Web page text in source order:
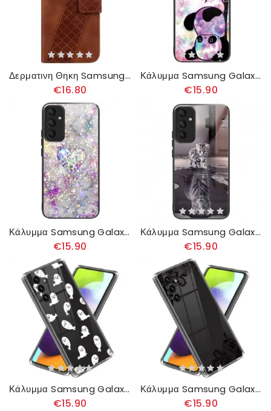
Δερματινη Θηκη Samsung Galaxy A55 5g Σχέδιο 7 Με Λουράκι
€16.80
Κάλυμμα Samsung Galaxy A55 5g Χαριτωμένο Panda Tempered Glass
€15.90
Κάλυμμα Samsung Galaxy A55 5g Γυαλιστερό Heart Tempered Glass
€15.90
Κάλυμμα Samsung Galaxy A55 5g Kitten Dream Tempered Glass Σιλικόνης
€15.90
Κάλυμμα Samsung Galaxy A55 5g Σφραγίδες
€15.90
Κάλυμμα Samsung Galaxy A55 5g Δαντέλα
€15.90